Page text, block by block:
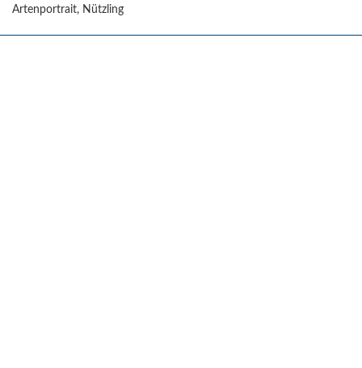
Artenportrait, Nützling